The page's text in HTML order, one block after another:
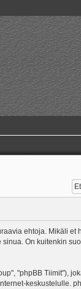
ehtoja. Mikäli et
On kuitenkin
"phpBB Tiimit"),
keskustelulle.